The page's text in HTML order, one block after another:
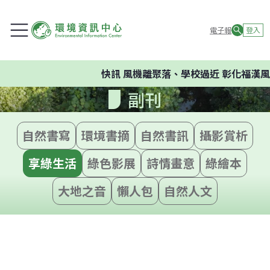
電子報 登入
快訊風機離聚落、學校過近 彰化福漢
副刊
自然書寫 環境書摘 自然書訊
攝影賞析
享綠生活
綠色影展 詩情畫意
綠繪本
大地之音
懶人包 自然人文